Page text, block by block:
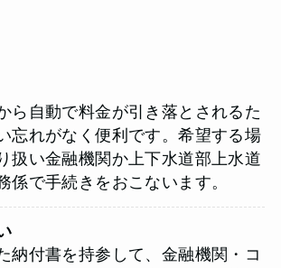
ら自動で料金が引き落とされるた
忘れがなく便利です。希望する場
扱い金融機関か上下水道部上水道
係で手続きをおこないます。
納付書を持参して、金融機関・コ